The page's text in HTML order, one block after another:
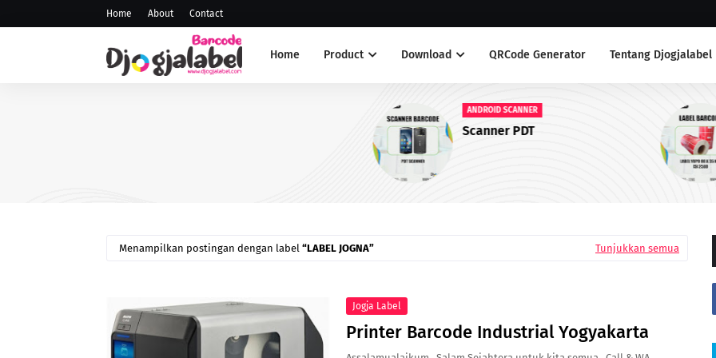
Home About Contact
Home Product Download QRCode Generator Tentang Djogjalabel
LABEL ANTI AIR
Label Yupo Warna Merah
Menampilkan postingan dengan label LABEL JOGNA Tunjukkan semua
Jogja Label
Printer Barcode Industrial Yogyakarta